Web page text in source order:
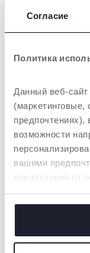
Согласие
Политика
Данный веб-
(маркетинговые,
предпочтениях),
возможности
вашими
впечатлений от
кнопку
размещением
получить
согласие на
Веганским
обществом